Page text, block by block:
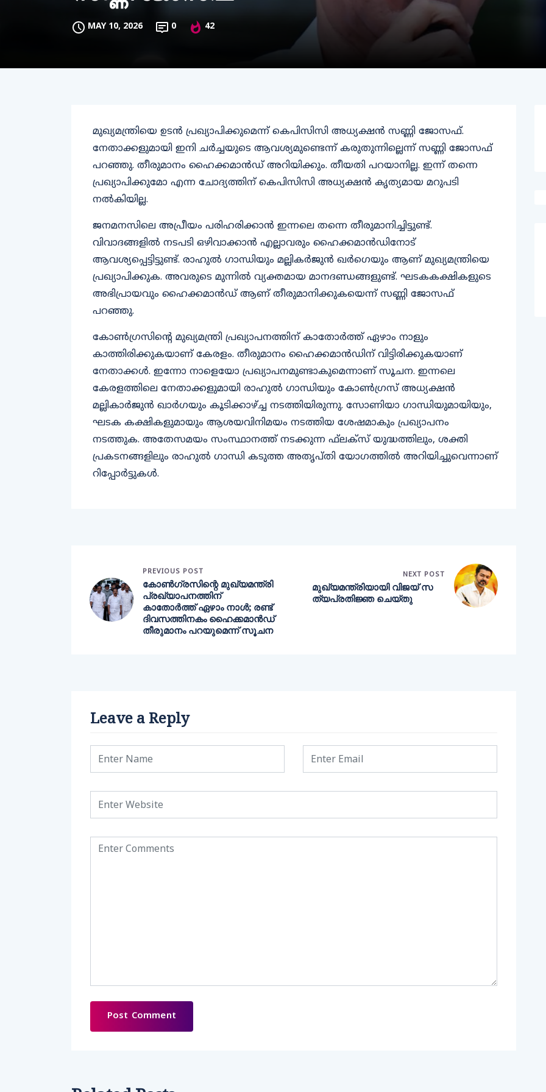
MAY 10, 2026 0 42
മുഖ്യമന്ത്രിയെ ഉടൻ പ്രഖ്യാപിക്കുമെന്ന് കെപിസിസി അധ്യക്ഷൻ സണ്ണി ജോസഫ്.
നേതാക്കളുമായി ഇനി ചർച്ചയുടെ ആവശ്യമുണ്ടെന്ന് കരുതുന്നില്ലെന്ന് സണ്ണി ജോസഫ്
പറഞ്ഞു. തീരുമാനം ഹൈക്കമാൻഡ് അറിയിക്കും. തീയതി പറയാനില്ല. ഇന്ന് തന്നെ
പ്രഖ്യാപിക്കുമോ എന്ന ചോദ്യത്തിന് കെപിസിസി അധ്യക്ഷൻ കൃത്യമായ മറുപടി
നൽകിയില്ല.
ജനമനസിലെ അപ്രീയം പരിഹരിക്കാൻ ഇന്നലെ തന്നെ തീരുമാനിച്ചിട്ടുണ്ട്.
വിവാദങ്ങളിൽ നടപടി ഒഴിവാക്കാൻ എല്ലാവരും ഹൈക്കമാൻഡിനോട്
ആവശ്യപ്പെട്ടിട്ടുണ്ട്. രാഹുൽ ​ഗാന്ധിയും മല്ലികർജുൻ ഖർ​ഗെയും ആണ് മുഖ്യമന്ത്രിയെ
പ്രഖ്യാപിക്കുക. അവരുടെ മുന്നിൽ വ്യക്തമായ മാനദണ്ഡ‍ങ്ങളുണ്ട്. ഘടകകക്ഷികളുടെ
അഭിപ്രായവും ഹൈക്കമാൻഡ് ആണ് തീരുമാനിക്കുകയെന്ന് സണ്ണി ജോസഫ്
പറഞ്ഞു.
കോണ്‍ഗ്രസിന്റെ മുഖ്യമന്ത്രി പ്രഖ്യാപനത്തിന് കാതോര്‍ത്ത് ഏഴാം നാളും
കാത്തിരിക്കുകയാണ് കേരളം. തീരുമാനം ഹൈക്കമാന്‍ഡിന് വിട്ടിരിക്കുകയാണ്
നേതാക്കള്‍. ഇന്നോ നാളെയോ പ്രഖ്യാപനമുണ്ടാകുമെന്നാണ് സൂചന. ഇന്നലെ
കേരളത്തിലെ നേതാക്കളുമായി രാഹുല്‍ ഗാന്ധിയും കോണ്‍ഗ്രസ് അധ്യക്ഷന്‍
മല്ലികാര്‍ജുന്‍ ഖാര്‍ഗയും കൂടിക്കാഴ്ച്ച നടത്തിയിരുന്നു. സോണിയാ ഗാന്ധിയുമായിയും,
ഘടക കക്ഷികളുമായും ആശയവിനിമയം നടത്തിയ ശേഷമാകും പ്രഖ്യാപനം
നടത്തുക. അതേസമയം സംസ്ഥാനത്ത് നടക്കുന്ന ഫ്‌ലക്‌സ് യുദ്ധത്തിലും, ശക്തി
പ്രകടനങ്ങളിലും രാഹുല്‍ ഗാന്ധി കടുത്ത അതൃപ്തി യോഗത്തില്‍ അറിയിച്ചുവെന്നാണ്
റിപ്പോര്‍ട്ടുകള്‍.
PREVIOUS POST
കോണ്‍ഗ്രസിന്റെ മുഖ്യമന്ത്രി
പ്രഖ്യാപനത്തിന്
കാതോര്‍ത്ത് ഏഴാം നാള്‍; രണ്ട്
ദിവസത്തിനകം ഹൈക്കമാന്‍ഡ്
തീരുമാനം പറയുമെന്ന് സൂചന
NEXT POST
മുഖ്യമന്ത്രിയായി വിജയ് സ
ത്യപ്രതിജ്ഞ ചെയ്തു
Leave a Reply